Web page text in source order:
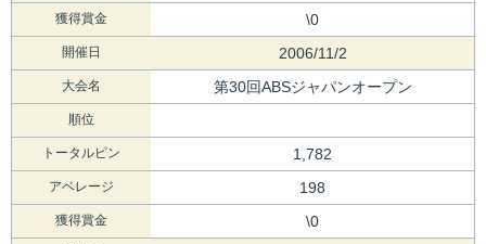
獲得賞金 \0
開催日 2006/11/2
大会名 第30回ABSジャパンオープン
順位
トータルピン 1,782
アベレージ 198
獲得賞金 \0